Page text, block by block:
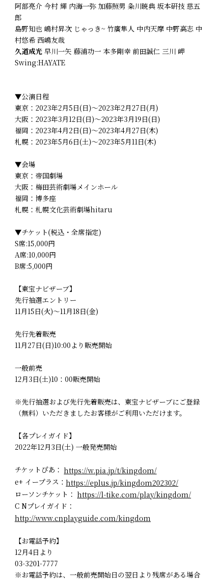
阿部亮介 今村 輝 内海一弥 加藤照男 粂川暁典 坂本研技 慈五
郎
島野知也 嶋村昇次 じゃっき~ 竹廣隼人 中内天摩 中野高志 中
村悠希 西嶋友哉
久道成光 早川一矢 藤浦功一 本多剛幸 前田誠仁 三川 岬
Swing:HAYATE
▼公演日程
東京：2023年2月5日(日)～2023年2月27日(月)
大阪：2023年3月12日(日)～2023年3月19日(日)
福岡：2023年4月2日(日)～2023年4月27日(木)
札幌：2023年5月6日(土)～2023年5月11日(木)
▼会場
東京：帝国劇場
大阪：梅田芸術劇場メインホール
福岡：博多座
札幌：札幌文化芸術劇場hitaru
▼チケット(税込・全席指定)
S席:15,000円
A席:10,000円
B席:5,000円
【東宝ナビザーブ】
先行抽選エントリー
11月15日(火)～11月18日(金)
先行先着販売
11月27日(日)10:00より販売開始
一般前売
12月3日(土)10：00販売開始
※先行抽選および先行先着販売は、東宝ナビザーブにご登録
（無料）いただきましたお客様がご利用いただけます。
【各プレイガイド】
2022年12月3日(土) 一般発売開始
チケットぴあ： https://w.pia.jp/t/kingdom/
e+ イープラス： https://eplus.jp/kingdom202302/
ローソンチケット： https://l-tike.com/play/kingdom/
C Nプレイガイド：
http://www.cnplayguide.com/kingdom
【お電話予約】
12月4日より
03-3201-7777
※お電話予約は、一般前売開始日の翌日より残席がある場合